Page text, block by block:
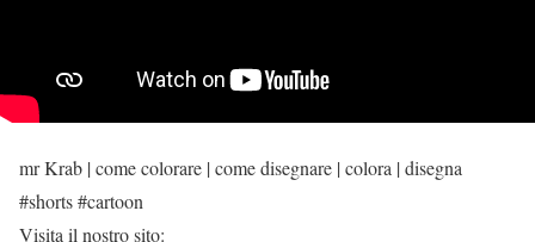
mr Krab | come colorare | come disegnare | colora | disegna
#shorts #cartoon
Visita il nostro sito: